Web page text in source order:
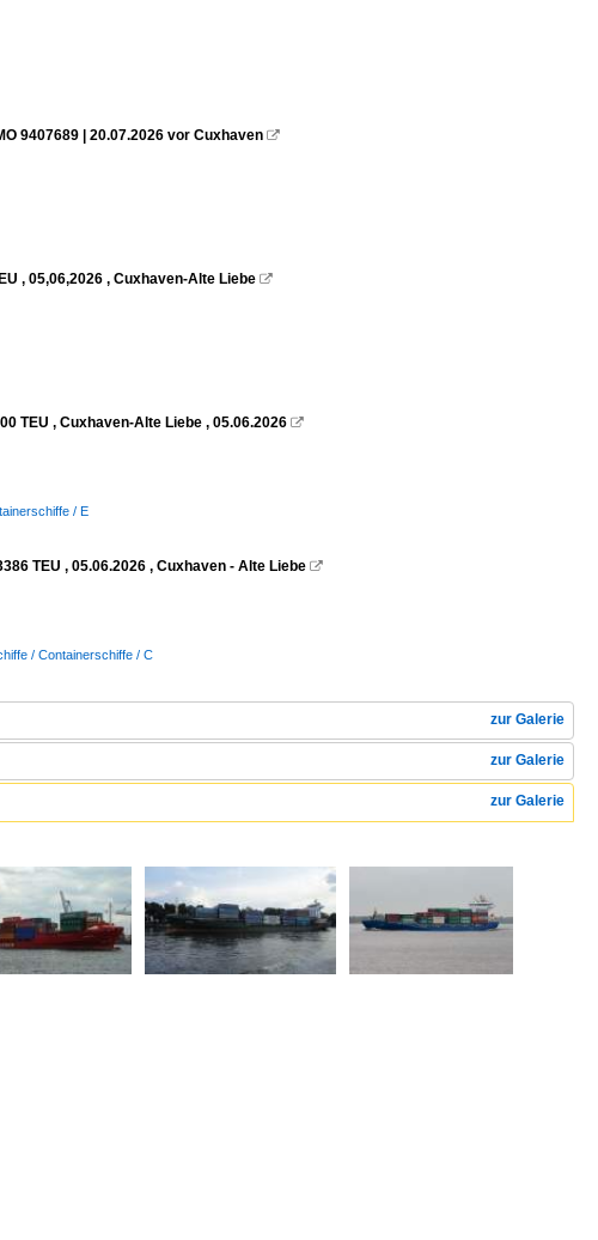
9407689 | 20.07.2026 vor Cuxhaven 
, 05,06,2026 , Cuxhaven-Alte Liebe 
TEU , Cuxhaven-Alte Liebe , 05.06.2026 
/ E
TEU , 05.06.2026 , Cuxhaven - Alte Liebe 
/ Containerschiffe / C
zur Galerie
zur Galerie
zur Galerie